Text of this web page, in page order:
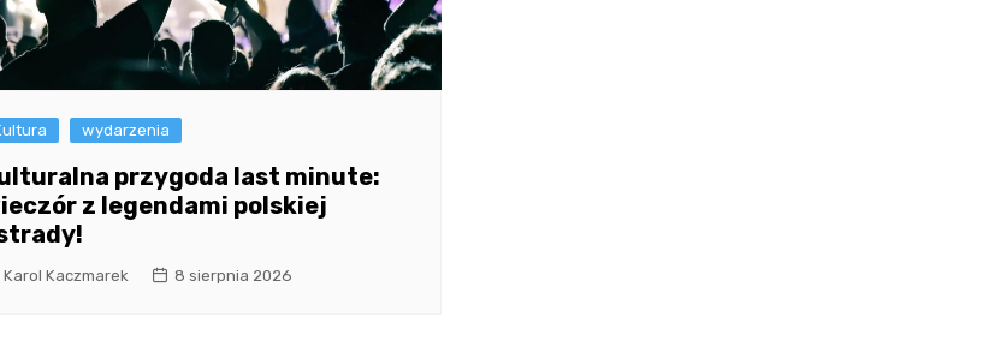
wydarzenia
przygoda last minute:
z legendami polskiej
Karol Kaczmarek 8 sierpnia 2026